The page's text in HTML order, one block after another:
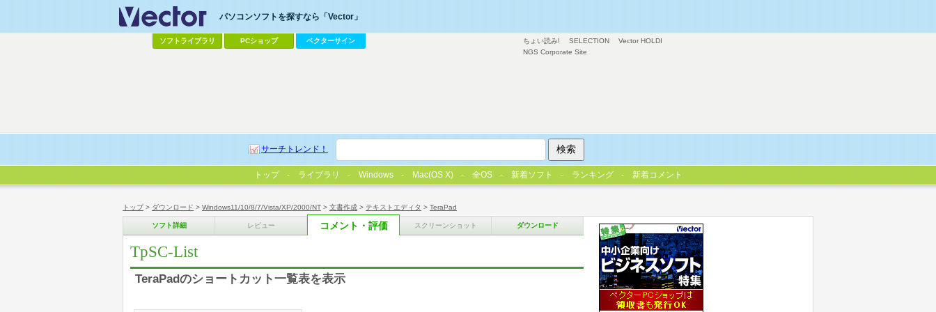
トップ> ダウンロード > Windows11/10/8/7/Vista/XP/2000/NT > 文書作成 > テキストエディタ > TeraPad
ソフト詳細 レビュー コメント・評価 スクリーンショット ダウンロード
TpSC-List
TeraPadのショートカット一覧表を表示
ちょい読み! SELECTION
Vector HOLDI
NGS Corporate Site
パソコンソフトを探すなら「Vector」
ソフトライブラリ PCショップ ベクターサイン
サーチトレンド！
トップ ライブラリ Windows Mac(OS X) 全OS 新着ソフト ランキング 新着コメント